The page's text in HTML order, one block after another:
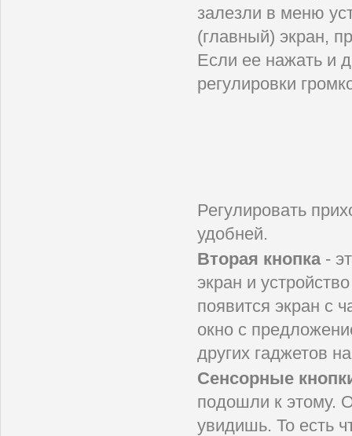
залезли в меню
(главный) экран,
Если ее нажать и
регулировки
Регулировать
удобней.
Вторая кнопка-
экран и
появится экран с
окно с
других гаджетов
Сенсорные
подошли к этому.
увидишь. То есть